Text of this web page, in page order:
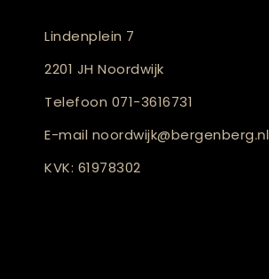
Lindenplein 7
2201 JH Noordwijk
Telefoon 071-3616731
E-mail noordwijk@bergenberg.nl
KVK: 61978302